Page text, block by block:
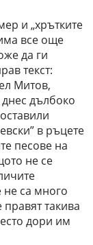
и „хрътките
все още
да ги
текст:
Митов,
дълбоко
в ръцете
песове на
не се
не са много
такива
дори им